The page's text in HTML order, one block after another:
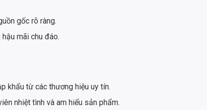
gốc rõ ràng.
mãi chu đáo.
khẩu từ các thương hiệu uy tín.
nhiệt tình và am hiểu sản phẩm.